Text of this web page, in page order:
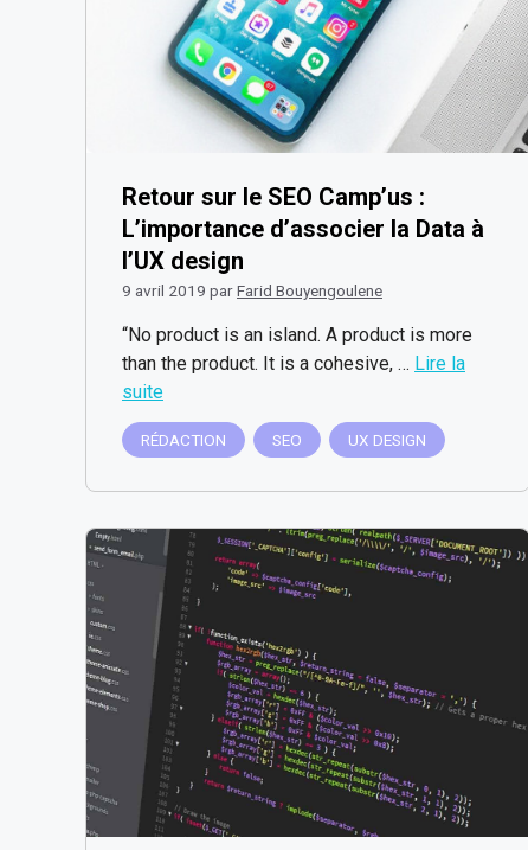
Retour sur le SEO Camp’us :
L’importance d’associer la Data à
l’UX design
9 avril 2019 parFarid Bouyengoulene
“No product is an island. A product is more
than the product. It is a cohesive, … Lire la
suite
RÉDACTION SEO UX DESIGN